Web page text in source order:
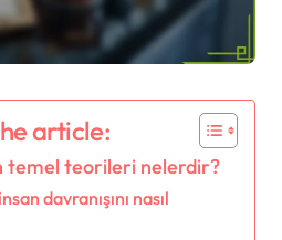
article:
temel teorileri nelerdir?
davranışını nasıl